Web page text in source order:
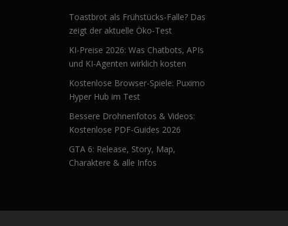
Toastbrot als Frühstücks-Falle? Das
zeigt der aktuelle Öko-Test
KI-Preise 2026: Was Chatbots, APIs
und KI-Agenten wirklich kosten
Kostenlose Browser-Spiele: Puximo
Hyper Hub im Test
Bessere Drohnenfotos & Videos:
Kostenlose PDF-Guides 2026
GTA 6: Release, Story, Map,
Charaktere & alle Infos